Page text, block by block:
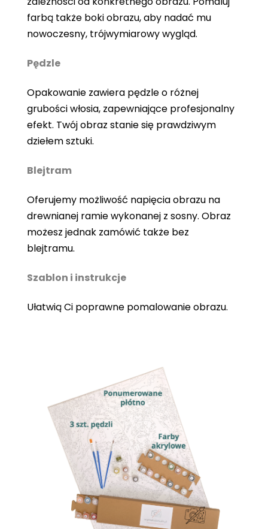
farbą także boki obrazu, aby nadać mu
nowoczesny, trójwymiarowy wygląd.
Pędzle
Opakowanie zawiera pędzle o różnej
grubości włosia, zapewniające profesjonalny
efekt. Twój obraz stanie się prawdziwym
dziełem sztuki.
Blejtram
Oferujemy możliwość napięcia obrazu na
drewnianej ramie wykonanej z sosny. Obraz
możesz jednak zamówić także bez
blejtramu.
Szablon i instrukcje
Ułatwią Ci poprawne pomalowanie obrazu.